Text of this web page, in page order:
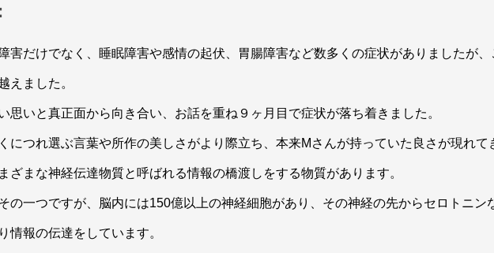
害だけでなく、睡眠障害や感情の起伏、胃腸障害など数多くの症状がありましたが
えました。
思いと真正面から向き合い、お話を重ね９ヶ月目で症状が落ち着きました。
につれ選ぶ言葉や所作の美しさがより際立ち、本来Mさんが持っていた良さが現れて
ざまな神経伝達物質と呼ばれる情報の橋渡しをする物質があります。
の一つですが、脳内には150億以上の神経細胞があり、その神経の先からセロトニン
情報の伝達をしています。